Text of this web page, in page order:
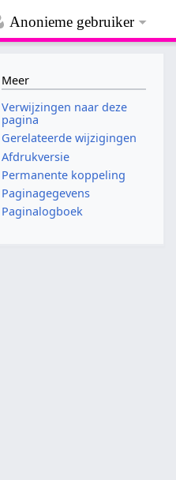
Anonieme gebruiker
Meer
Verwijzingen naar deze
pagina
Gerelateerde wijzigingen
Afdrukversie
Permanente koppeling
Paginagegevens
Paginalogboek